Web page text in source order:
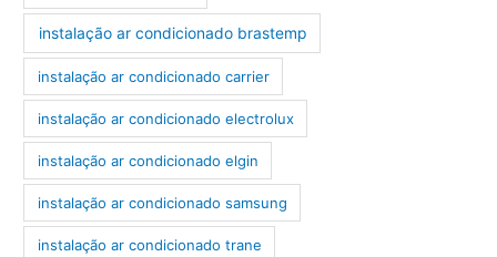
instalação ar condicionado brastemp
instalação ar condicionado carrier
instalação ar condicionado electrolux
instalação ar condicionado elgin
instalação ar condicionado samsung
instalação ar condicionado trane